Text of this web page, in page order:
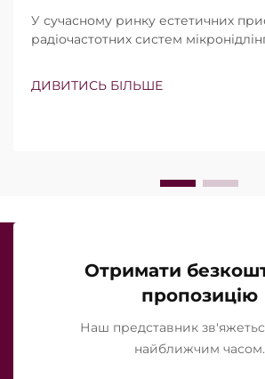
У сучасному ринку естетичних
радіочастотних систем
в тому, чи існують ці функції, а в
ДИВИТИСЬ БІЛЬШЕ
Отримати
пропозицію
Наш представник
найближчим часом.